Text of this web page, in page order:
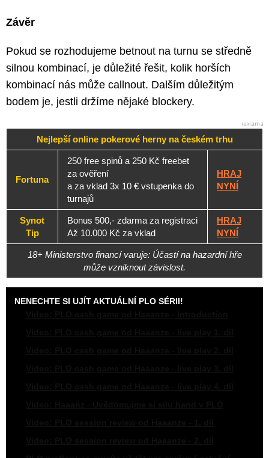
Závěr
Pokud se rozhodujeme betnout na turnu se středně
silnou kombinací, je důležité řešit, kolik horších
kombinací nás může callnout. Dalším důležitým
bodem je, jestli držíme nějaké blockery.
Nejlepší online pokerové herny na českém trhu
Fortuna
250 free spinů a 250 Kč freebet
za ověření
a za vklad 3x 10 € vstupenka do
turnajů
HRAJ
NYNÍ
Synot
Tip
Bonus 500,- zdarma za registraci
Až 10.000 Kč za vklad
HRAJ
NYNÍ
18+ Ministerstvo financí varuje: Účastí na hazardní hře
může vzniknout závislost.
NENECHTE SI UJÍT AKTUÁLNÍ PLO SÉRII!